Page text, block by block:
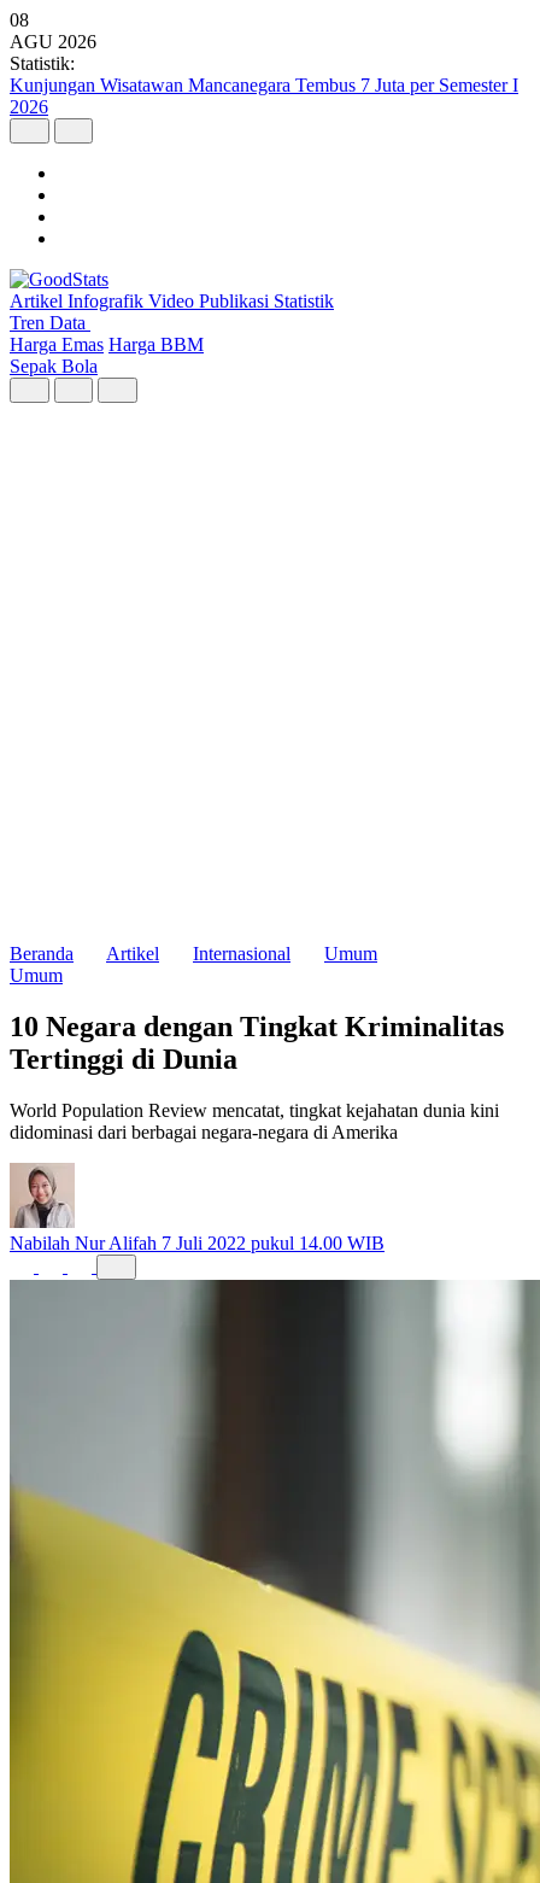
08
AGU 2026
Statistik:
Kunjungan Wisatawan Mancanegara Tembus 7 Juta per Semester I
2026
Artikel Infografik Video Publikasi Statistik
Tren Data
Harga Emas Harga BBM
Sepak Bola
Beranda Artikel Internasional
Umum
Umum
10 Negara dengan Tingkat Kriminalitas
Tertinggi di Dunia
World Population Review mencatat, tingkat kejahatan dunia kini
didominasi dari berbagai negara-negara di Amerika
Nabilah Nur Alifah 7 Juli 2022 pukul 14.00 WIB